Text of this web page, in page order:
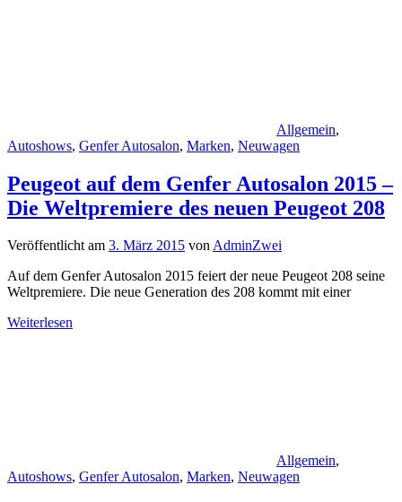
Allgemein,
Autoshows, Genfer Autosalon, Marken, Neuwagen
Peugeot auf dem Genfer Autosalon 2015 –
Die Weltpremiere des neuen Peugeot 208
Veröffentlicht am 3. März 2015 vonAdminZwei
Auf dem Genfer Autosalon 2015 feiert der neue Peugeot 208 seine
Weltpremiere. Die neue Generation des 208 kommt mit einer
Weiterlesen
Allgemein,
Autoshows, Genfer Autosalon, Marken, Neuwagen